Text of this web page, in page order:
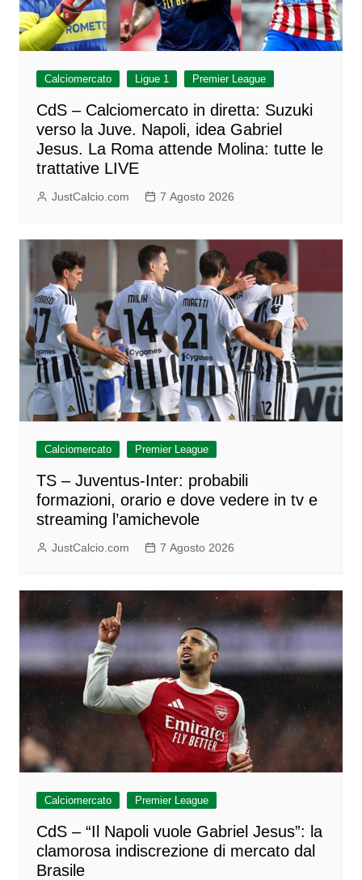
Calciomercato Ligue 1 Premier League
CdS – Calciomercato in diretta: Suzuki
verso la Juve. Napoli, idea Gabriel
Jesus. La Roma attende Molina: tutte le
trattative LIVE
JustCalcio.com 7 Agosto 2026
Calciomercato Premier League
TS – Juventus-Inter: probabili
formazioni, orario e dove vedere in tv e
streaming l’amichevole
JustCalcio.com 7 Agosto 2026
Calciomercato Premier League
CdS – “Il Napoli vuole Gabriel Jesus”: la
clamorosa indiscrezione di mercato dal
Brasile